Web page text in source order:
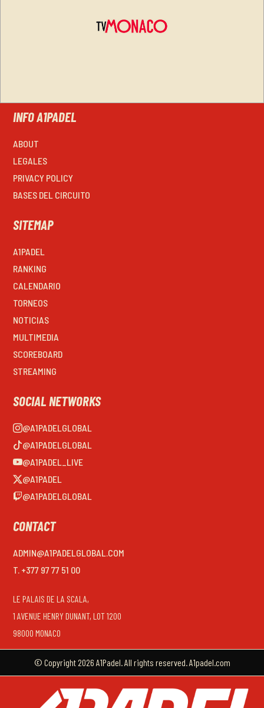
INFO A1PADEL
ABOUT
LEGALES
PRIVACY POLICY
BASES DEL CIRCUITO
SITEMAP
A1PADEL
RANKING
CALENDARIO
TORNEOS
NOTICIAS
MULTIMEDIA
SCOREBOARD
STREAMING
SOCIAL NETWORKS
@A1PADELGLOBAL
@A1PADELGLOBAL
@A1PADEL_LIVE
@A1PADEL
@A1PADELGLOBAL
CONTACT
ADMIN@A1PADELGLOBAL.COM
T. +377 97 77 51 00
LE PALAIS DE LA SCALA,
1 AVENUE HENRY DUNANT, LOT 1200
98000 MONACO
© Copyright 2026 A1Padel. All rights reserved. A1padel.com